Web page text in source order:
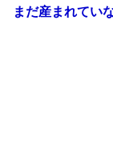
まだ産まれてい